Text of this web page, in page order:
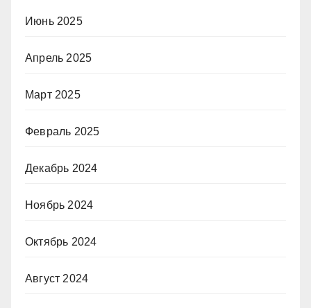
Июнь 2025
Апрель 2025
Март 2025
Февраль 2025
Декабрь 2024
Ноябрь 2024
Октябрь 2024
Август 2024